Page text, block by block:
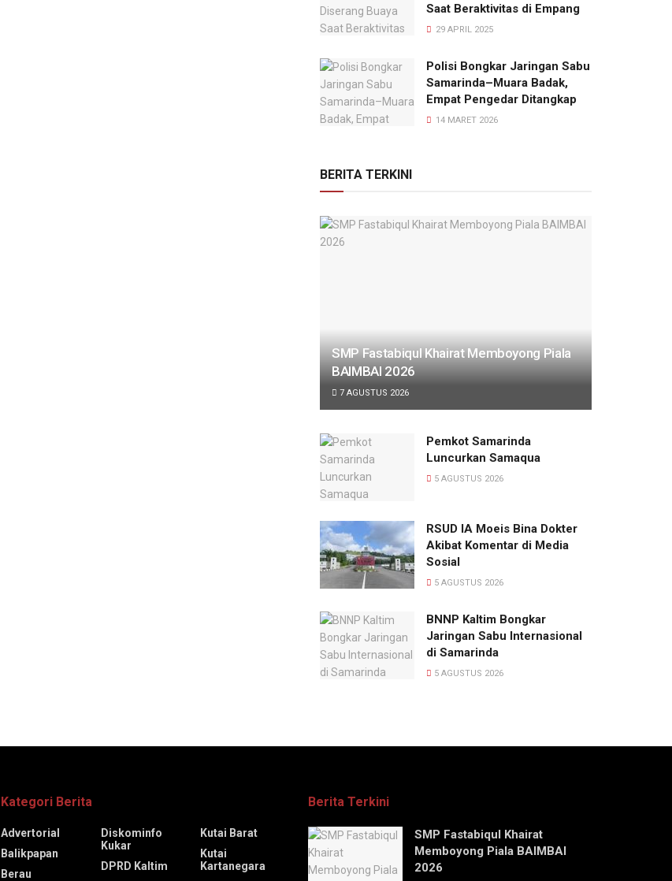
Saat Beraktivitas di Empang
29 APRIL 2025
Polisi Bongkar Jaringan Sabu
Samarinda–Muara Badak,
Empat Pengedar Ditangkap
14 MARET 2026
BERITA TERKINI
SMP Fastabiqul Khairat Memboyong Piala
BAIMBAI 2026
7 AGUSTUS 2026
Pemkot Samarinda
Luncurkan Samaqua
5 AGUSTUS 2026
RSUD IA Moeis Bina Dokter
Akibat Komentar di Media
Sosial
5 AGUSTUS 2026
BNNP Kaltim Bongkar
Jaringan Sabu Internasional
di Samarinda
5 AGUSTUS 2026
Kategori Berita
Advertorial
Balikpapan
Berau
Diskominfo
Kukar
DPRD Kaltim
Kutai Barat
Kutai
Kartanegara
Berita Terkini
SMP Fastabiqul Khairat
Memboyong Piala BAIMBAI
2026